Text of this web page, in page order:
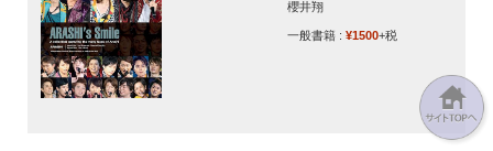
櫻井翔
一般書籍 : ¥1500+税